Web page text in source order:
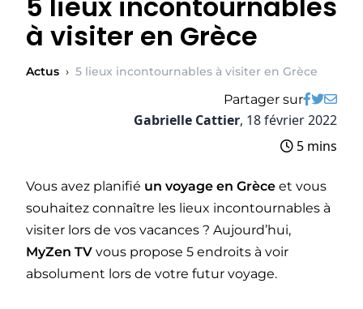
à visiter en Grèce
Actus › 5 lieux incontournables à visiter en Grèce
Partager sur
Gabrielle Cattier, 18 février 2022
5 mins
Vous avez planifié un voyage en Grèce et vous
souhaitez connaître les lieux incontournables à
visiter lors de vos vacances ? Aujourd’hui,
MyZen TV vous propose 5 endroits à voir
absolument lors de votre futur voyage.